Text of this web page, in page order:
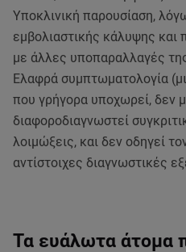
Υποκλινική παρουσίαση,
εμβολιαστικής κάλυψης
με άλλες υποπαραλλαγές
Ελαφρά συμπτωματολογία
που γρήγορα υποχωρεί, δεν
διαφοροδιαγνωστεί
λοιμώξεις, και δεν οδηγεί
αντίστοιχες διαγνωστικές
Τα ευάλωτα άτομα